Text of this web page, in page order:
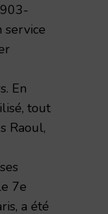
service
En
tout
Raoul,
7e
a été